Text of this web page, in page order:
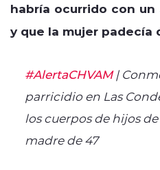
habría ocurrido con
y que la mujer padecía
#AlertaCHVAM|
parricidio en Las
los cuerpos de hijos de
madre de 47